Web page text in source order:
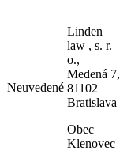
Neuvedené
Linden
law , s. r.
o.,
Medená 7,
81102
Bratislava
Obec
Klenovec